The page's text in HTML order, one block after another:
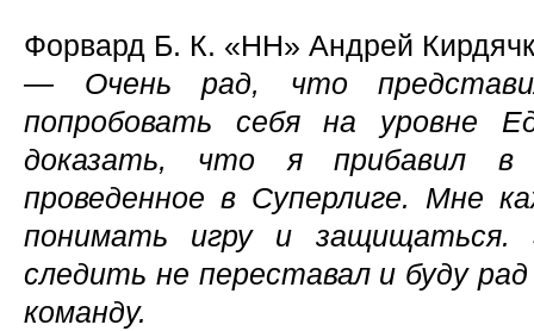
Форвард Б. К. «НН» Андрей
— Очень рад, что
попробовать себя на уровне
доказать, что я прибавил
проведенное в Суперлиге. Мне
понимать игру и защищаться.
следить не переставал и буду
команду.